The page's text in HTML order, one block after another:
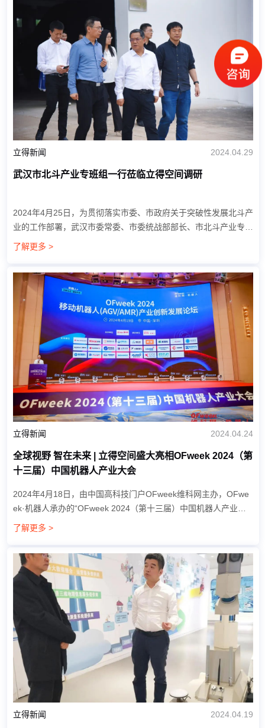
立得新闻 2024.04.29
武汉市北斗产业专班组一行莅临立得空间调研
2024年4月25日，为贯彻落实市委、市政府关于突破性发展北斗产
业的工作部署，武汉市委常委、市委统战部部长、市北斗产业专班
组长胡勇政，市发改委副主任张皓，市委统战部经济处二级调研
了解更多 >
立得新闻 2024.04.24
全球视野 智在未来 | 立得空间盛大亮相OFweek 2024（第
十三届）中国机器人产业大会
2024年4月18日，由中国高科技门户OFweek维科网主办，OFwe
ek·机器人承办的“OFweek 2024（第十三届）中国机器人产业大
会”在深圳·安蒂娅美兰酒店（宝安）盛大开幕。知名院士学者、领
了解更多 >
立得新闻 2024.04.19